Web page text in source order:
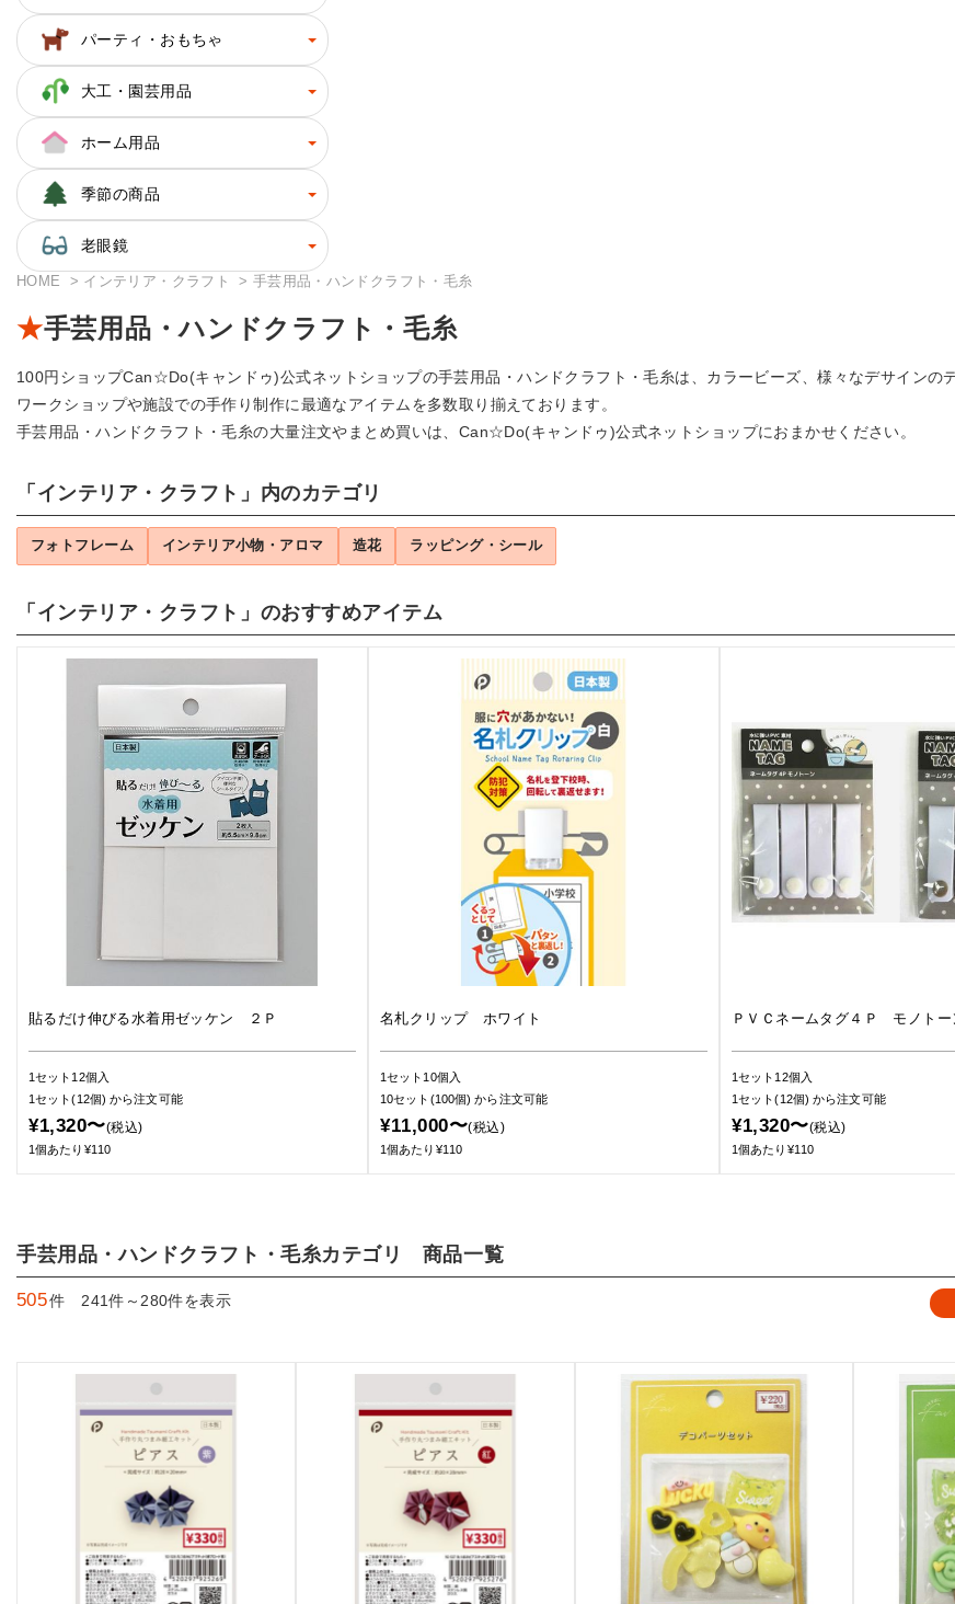
HOME インテリア・クラフト 手芸用品・ハンドクラフト・毛糸
手芸用品・ハンドクラフト・毛糸
100円ショップCan☆Do(キャンドゥ)公式ネットショップの手芸用品・ハンドクラフト・毛糸は、カラービーズ、様々なデサインの
ワークショップや施設での手作り制作に最適なアイテムを多数取り揃えております。
手芸用品・ハンドクラフト・毛糸の大量注文やまとめ買いは、Can☆Do(キャンドゥ)公式ネットショップにおまかせください。
「インテリア・クラフト」内のカテゴリ
フォトフレーム インテリア小物・アロマ 造花 ラッピング・シール
「インテリア・クラフト」のおすすめアイテム
貼るだけ伸びる水着用ゼッケン ２Ｐ
1セット12個入
1セット(12個)から注文可能
¥1,320〜(税込)
1個あたり¥110
名札クリップ ホワイト
1セット10個入
10セット(100個)から注文可能
¥11,000〜(税込)
1個あたり¥110
ＰＶＣネームタグ４Ｐ モノトー
1セット12個入
1セット(12個)から注文可能
¥1,320〜(税込)
1個あたり¥110
手芸用品・ハンドクラフト・毛糸カテゴリ 商品一覧
505件 241件～280件を表示
パーティ・おもちゃ
大工・園芸用品
ホーム用品
季節の商品
老眼鏡